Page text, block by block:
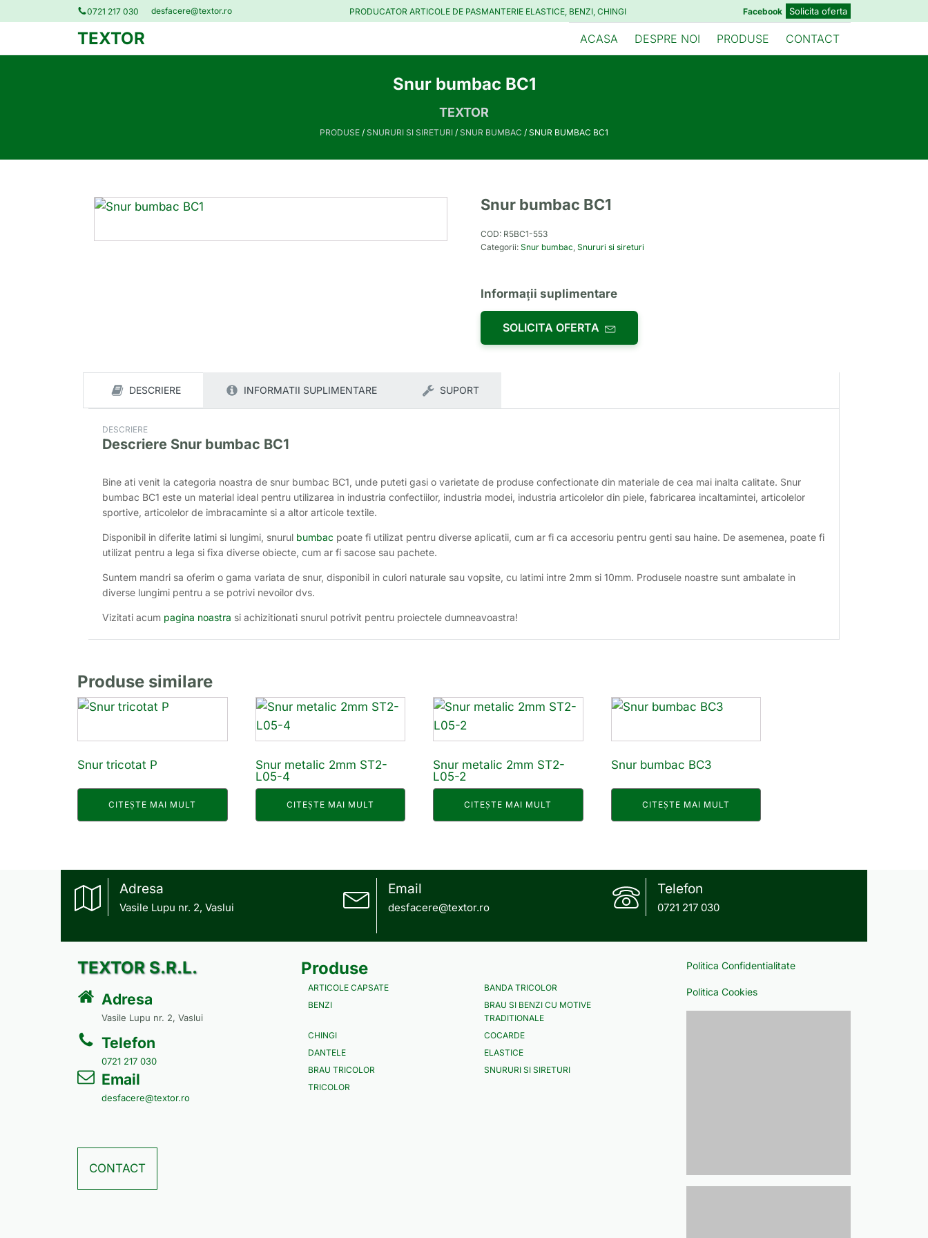
0721 217 030 desfacere@textor.ro PRODUCATOR ARTICOLE DE PASMANTERIE ELASTICE, BENZI, CHINGI Facebook Solicita oferta
TEXTOR ACASA DESPRE NOI PRODUSE CONTACT
Snur bumbac BC1
TEXTOR
PRODUSE / SNURURI SI SIRETURI / SNUR BUMBAC / SNUR BUMBAC BC1
Snur bumbac BC1
COD: R5BC1-553
Categorii: Snur bumbac, Snururi si sireturi
Informații suplimentare
SOLICITA OFERTA
DESCRIERE INFORMATII SUPLIMENTARE SUPORT
DESCRIERE
Descriere Snur bumbac BC1
Bine ati venit la categoria noastra de snur bumbac BC1, unde puteti gasi o varietate de produse confectionate din materiale de cea mai inalta calitate. Snur
bumbac BC1 este un material ideal pentru utilizarea in industria confectiilor, industria modei, industria articolelor din piele, fabricarea incaltamintei, articolelor
sportive, articolelor de imbracaminte si a altor articole textile.
Disponibil in diferite latimi si lungimi, snurul bumbac poate fi utilizat pentru diverse aplicatii, cum ar fi ca accesoriu pentru genti sau haine. De asemenea, poate fi
utilizat pentru a lega si fixa diverse obiecte, cum ar fi sacose sau pachete.
Suntem mandri sa oferim o gama variata de snur, disponibil in culori naturale sau vopsite, cu latimi intre 2mm si 10mm. Produsele noastre sunt ambalate in
diverse lungimi pentru a se potrivi nevoilor dvs.
Vizitati acum pagina noastra si achizitionati snurul potrivit pentru proiectele dumneavoastra!
Produse similare
Snur tricotat P
CITEȘTE MAI MULT
Snur metalic 2mm ST2-
L05-4
CITEȘTE MAI MULT
Snur metalic 2mm ST2-
L05-2
CITEȘTE MAI MULT
Snur bumbac BC3
CITEȘTE MAI MULT
Adresa
Vasile Lupu nr. 2, Vaslui
Email
desfacere@textor.ro
Telefon
0721 217 030
TEXTOR S.R.L.
Adresa
Vasile Lupu nr. 2, Vaslui
Telefon
0721 217 030
Email
desfacere@textor.ro
CONTACT
Produse
ARTICOLE CAPSATE
BANDA TRICOLOR
BENZI
BRAU SI BENZI CU MOTIVE
TRADITIONALE
CHINGI
COCARDE
DANTELE
ELASTICE
BRAU TRICOLOR
SNURURI SI SIRETURI
TRICOLOR
Politica Confidentialitate
Politica Cookies